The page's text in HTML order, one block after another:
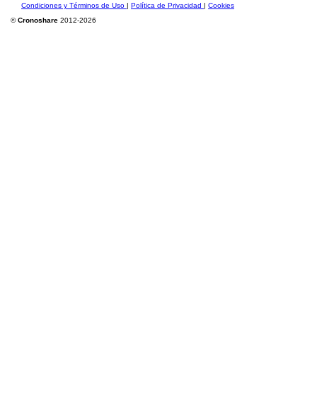
Condiciones y Términos de Uso | Política de Privacidad | Cookies
©Cronoshare 2012-2026